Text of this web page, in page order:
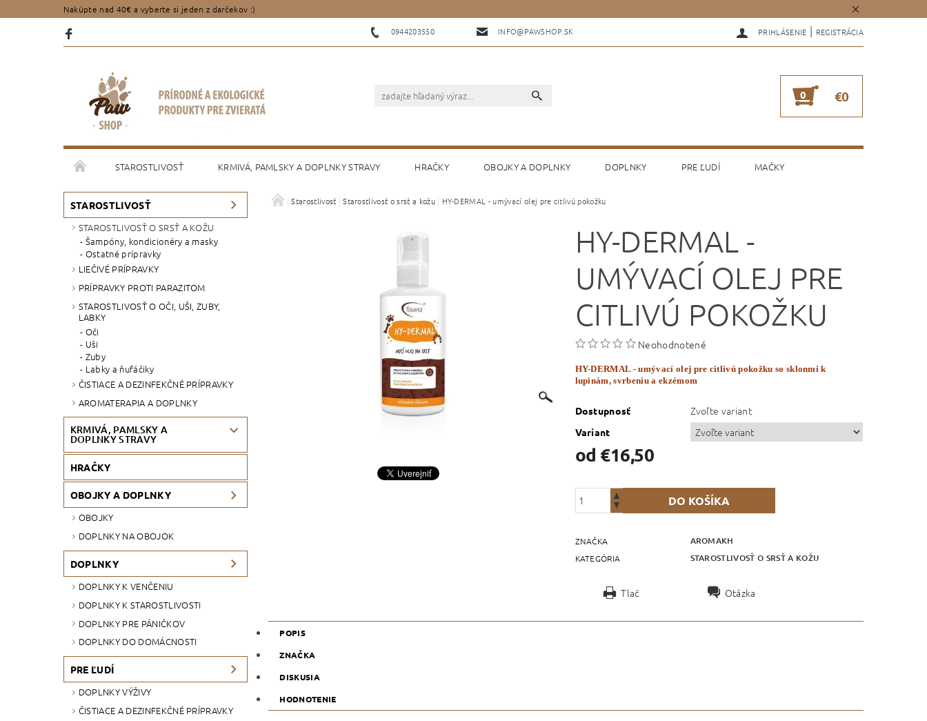
Nakúpte nad 40€ a vyberte si jeden z darčekov :)
0944203550 INFO@PAWSHOP.SK PRIHLÁSENIE | REGISTRÁCIA
0 €0
STAROSTLIVOSŤ KRMIVÁ, PAMLSKY A DOPLNKY STRAVY HRAČKY OBOJKY A DOPLNKY DOPLNKY PRE ĽUDÍ MAČKY
PORADENSTVO OBCHODNÉ PODMIENKY KONTAKTY HODNOTENIE OBCHODU
STAROSTLIVOSŤ
STAROSTLIVOSŤ O SRSŤ A KOŽU
Šampóny, kondicionéry a masky
Ostatné prípravky
LIEČIVÉ PRÍPRAVKY
PRÍPRAVKY PROTI PARAZITOM
STAROSTLIVOSŤ O OČI, UŠI, ZUBY,
LABKY
Oči
Uši
Zuby
Labky a ňufáčiky
ČISTIACE A DEZINFEKČNÉ PRÍPRAVKY
AROMATERAPIA A DOPLNKY
KRMIVÁ, PAMLSKY A
DOPLNKY STRAVY
HRAČKY
OBOJKY A DOPLNKY
OBOJKY
DOPLNKY NA OBOJOK
DOPLNKY
DOPLNKY K VENČENIU
DOPLNKY K STAROSTLIVOSTI
DOPLNKY PRE PÁNIČKOV
DOPLNKY DO DOMÁCNOSTI
PRE ĽUDÍ
DOPLNKY VÝŽIVY
ČISTIACE A DEZINFEKČNÉ PRÍPRAVKY
Starostlivosť Starostlivosť o srsť a kožu HY-DERMAL - umývací olej pre citlivú pokožku
HY-DERMAL -
UMÝVACÍ OLEJ PRE
CITLIVÚ POKOŽKU
Neohodnotené
HY-DERMAL - umývací olej pre citlivú pokožku so sklonmi k
lupinám, svrbeniu a ekzémom
Dostupnosť Zvoľte variant
Variant
od €16,50
ZNAČKA AROMAKH
KATEGÓRIA STAROSTLIVOSŤ O SRSŤ A KOŽU
Tlač Otázka
POPIS
ZNAČKA
DISKUSIA
HODNOTENIE